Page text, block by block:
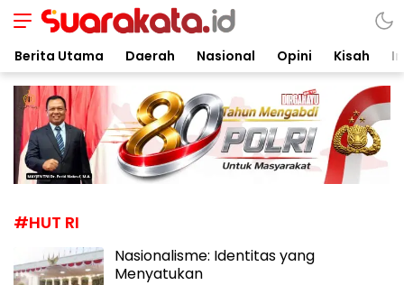
Suarakata.id
Kata Bicara Suara Bergerak
Berita Utama Daerah Nasional Opini Kisah
#HUT RI
Nasionalisme: Identitas yang
Menyatukan